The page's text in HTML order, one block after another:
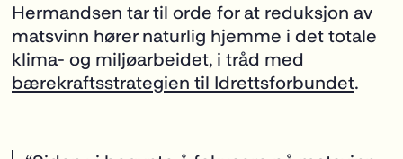
Hermandsen tar til orde for at reduksjon av
matsvinn hører naturlig hjemme i det totale
klima- og miljøarbeidet, i tråd med
bærekraftsstrategien til Idrettsforbundet.